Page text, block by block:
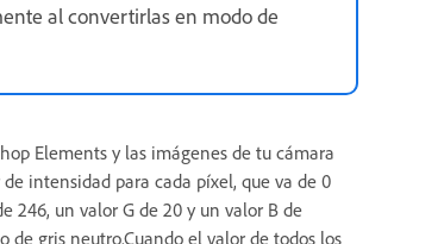
al convertirlas en modo de
Elements y las imágenes de tu cámara
intensidad para cada píxel, que va de 0
246, un valor G de 20 y un valor B de
de gris neutro.Cuando el valor de todos los